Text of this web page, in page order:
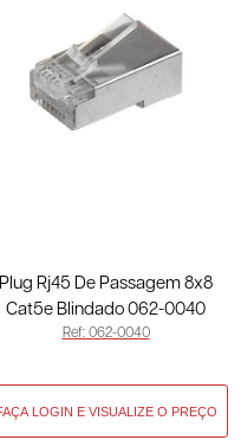
Plug Rj45 De Passagem 8x8
Cat5e Blindado 062-0040
Ref: 062-0040